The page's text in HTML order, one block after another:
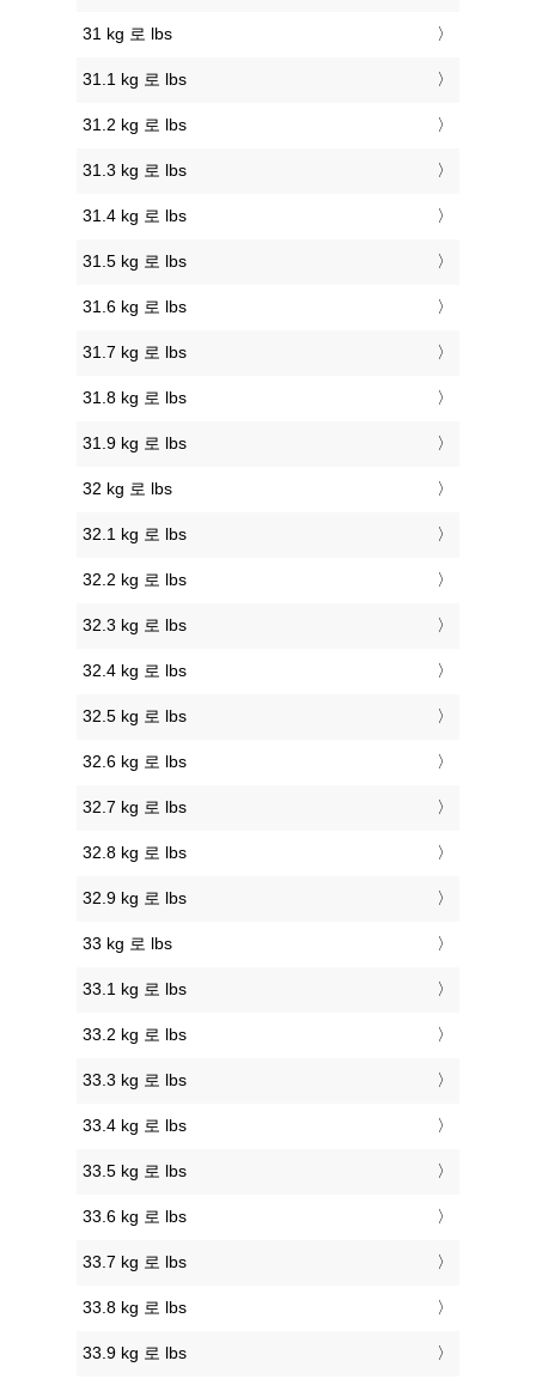
31 kg 로 lbs
31.1 kg 로 lbs
31.2 kg 로 lbs
31.3 kg 로 lbs
31.4 kg 로 lbs
31.5 kg 로 lbs
31.6 kg 로 lbs
31.7 kg 로 lbs
31.8 kg 로 lbs
31.9 kg 로 lbs
32 kg 로 lbs
32.1 kg 로 lbs
32.2 kg 로 lbs
32.3 kg 로 lbs
32.4 kg 로 lbs
32.5 kg 로 lbs
32.6 kg 로 lbs
32.7 kg 로 lbs
32.8 kg 로 lbs
32.9 kg 로 lbs
33 kg 로 lbs
33.1 kg 로 lbs
33.2 kg 로 lbs
33.3 kg 로 lbs
33.4 kg 로 lbs
33.5 kg 로 lbs
33.6 kg 로 lbs
33.7 kg 로 lbs
33.8 kg 로 lbs
33.9 kg 로 lbs